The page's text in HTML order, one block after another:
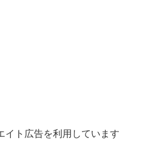
ト広告を利用しています